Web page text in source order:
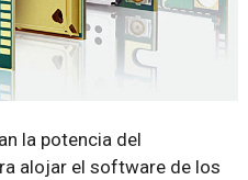
la potencia del
alojar el software de los